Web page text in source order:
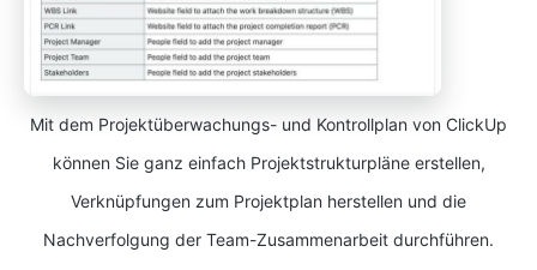
Mit dem Projektüberwachungs- und Kontrollplan von ClickUp
können Sie ganz einfach Projektstrukturpläne erstellen,
Verknüpfungen zum Projektplan herstellen und die
Nachverfolgung der Team-Zusammenarbeit durchführen.